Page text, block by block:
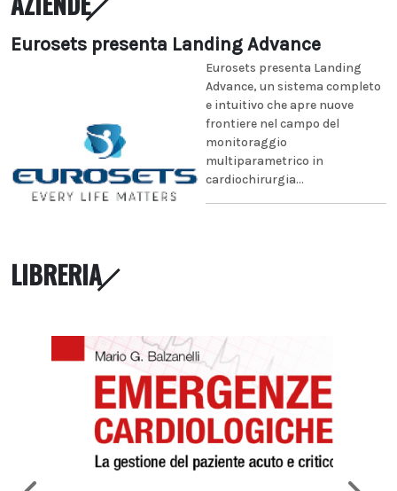
Eurosets presenta Landing Advance
Eurosets presenta Landing
Advance, un sistema completo
e intuitivo che apre nuove
frontiere nel campo del
monitoraggio
multiparametrico in
cardiochirurgia...
LIBRERIA